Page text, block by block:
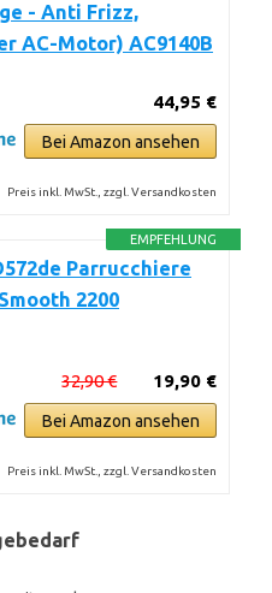
- Anti Frizz,
AC-Motor) AC9140B
44,95 €
Bei Amazon ansehen
Preis inkl. MwSt., zzgl. Versandkosten
EMPFEHLUNG
Parrucchiere
2200
19,90 €
32,90 €
Bei Amazon ansehen
Preis inkl. MwSt., zzgl. Versandkosten